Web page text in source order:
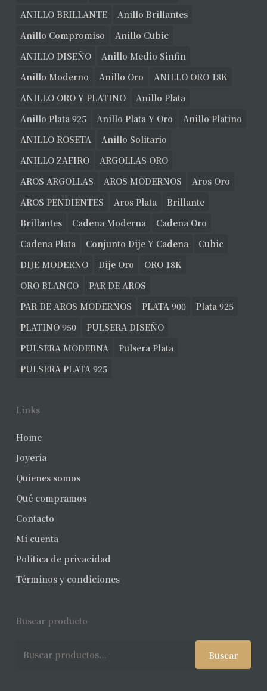
ANILLO BRILLANTE
Anillo Brillantes
Anillo Compromiso
Anillo Cubic
ANILLO DISEÑO
Anillo Medio Sinfin
Anillo Moderno
Anillo Oro
ANILLO ORO 18K
ANILLO ORO Y PLATINO
Anillo Plata
Anillo Plata 925
Anillo Plata Y Oro
Anillo Platino
ANILLO ROSETA
Anillo Solitario
ANILLO ZAFIRO
ARGOLLAS ORO
AROS ARGOLLAS
AROS MODERNOS
Aros Oro
AROS PENDIENTES
Aros Plata
Brillante
Brillantes
Cadena Moderna
Cadena Oro
Cadena Plata
Conjunto Dije Y Cadena
Cubic
DIJE MODERNO
Dije Oro
ORO 18K
ORO BLANCO
PAR DE AROS
PAR DE AROS MODERNOS
PLATA 900
Plata 925
PLATINO 950
PULSERA DISEÑO
PULSERA MODERNA
Pulsera Plata
PULSERA PLATA 925
Links
Home
Joyería
Quienes somos
Qué compramos
Contacto
Mi cuenta
Política de privacidad
Términos y condiciones
Buscar producto
Buscar